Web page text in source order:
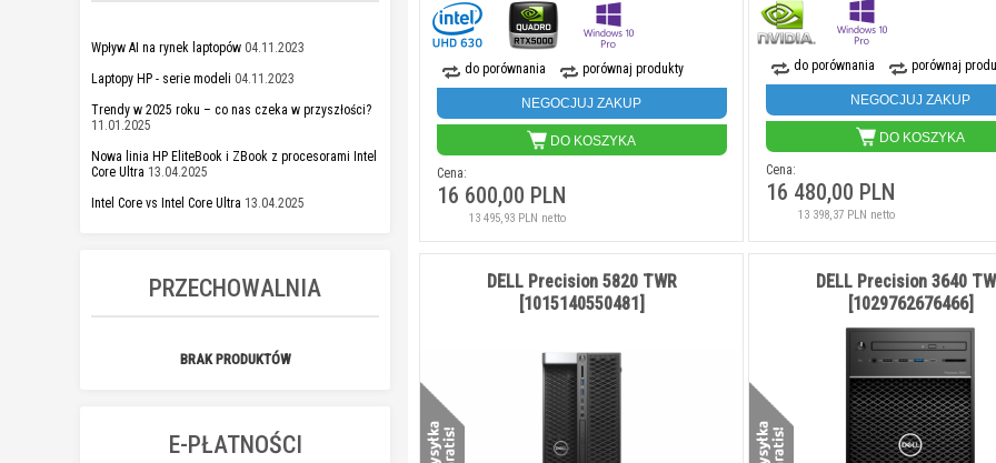
Wpływ AI na rynek laptopów 04.11.2023
Laptopy HP - serie modeli 04.11.2023
Trendy w 2025 roku – co nas czeka w przyszłości?
11.01.2025
Nowa linia HP EliteBook i ZBook z procesorami Intel
Core Ultra 13.04.2025
Intel Core vs Intel Core Ultra 13.04.2025
PRZECHOWALNIA
BRAK PRODUKTÓW
E-PŁATNOŚCI
do porównania porównaj produkty
NEGOCJUJ ZAKUP
DO KOSZYKA
Cena:
16 600,00 PLN
13 495,93 PLN netto
do porównania porównaj
NEGOCJUJ ZAKUP
DO KOSZYKA
Cena:
16 480,00 PLN
13 398,37 PLN netto
DELL Precision 5820 TWR
[1015140550481]
DELL Precision 3640
[1029762676466]